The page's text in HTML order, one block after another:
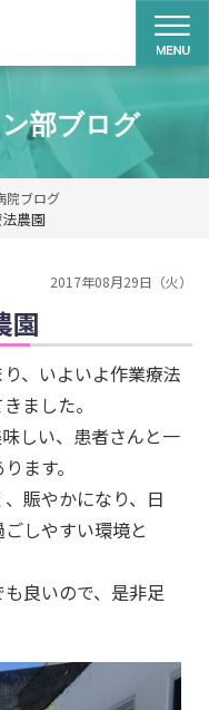
部ブログ
院ブログ
農園
2017年08月29日（火）
園
、いよいよ作業療法
ました。
しい、患者さんと一
ます。
賑やかになり、日
しやすい環境と
良いので、是非足